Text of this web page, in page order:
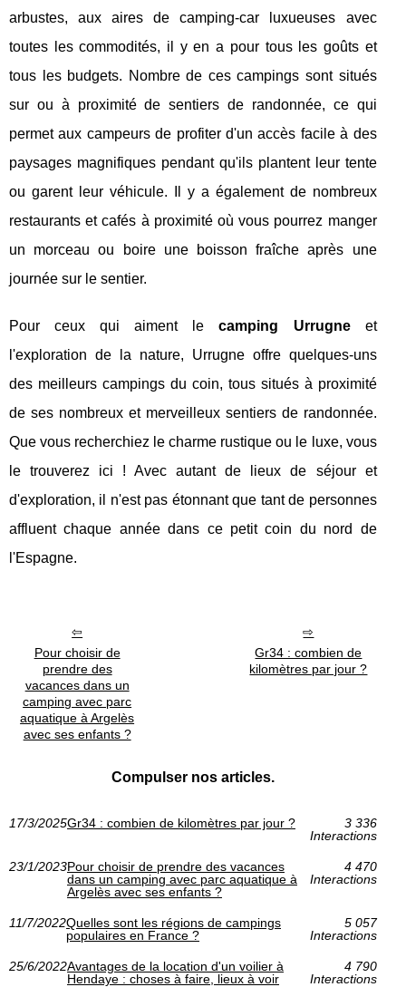
arbustes, aux aires de camping-car luxueuses avec
toutes les commodités, il y en a pour tous les goûts et
tous les budgets. Nombre de ces campings sont situés
sur ou à proximité de sentiers de randonnée, ce qui
permet aux campeurs de profiter d'un accès facile à des
paysages magnifiques pendant qu'ils plantent leur tente
ou garent leur véhicule. Il y a également de nombreux
restaurants et cafés à proximité où vous pourrez manger
un morceau ou boire une boisson fraîche après une
journée sur le sentier.
Pour ceux qui aiment lecamping Urrugneet
l'exploration de la nature, Urrugne offre quelques-uns
des meilleurs campings du coin, tous situés à proximité
de ses nombreux et merveilleux sentiers de randonnée.
Que vous recherchiez le charme rustique ou le luxe, vous
le trouverez ici ! Avec autant de lieux de séjour et
d'exploration, il n'est pas étonnant que tant de personnes
affluent chaque année dans ce petit coin du nord de
l'Espagne.
Pour choisir de
prendre des
vacances dans un
camping avec parc
aquatique à Argelès
avec ses enfants ?
Gr34 : combien de
kilomètres par jour ?
Compulser nos articles.
17/3/2025Gr34 : combien de kilomètres par jour ?
3 336
Interactions
23/1/2023Pour choisir de prendre des vacances
dans un camping avec parc aquatique à
Argelès avec ses enfants ?
4 470
Interactions
11/7/2022Quelles sont les régions de campings
populaires en France ?
5 057
Interactions
25/6/2022Avantages de la location d'un voilier à
Hendaye : choses à faire, lieux à voir
4 790
Interactions